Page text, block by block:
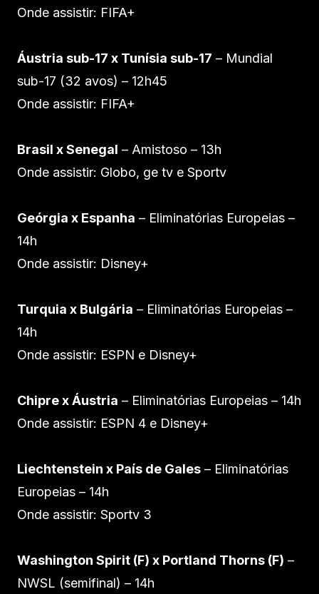
Onde assistir: FIFA+
Áustria sub-17 x Tunísia sub-17 – Mundial
sub-17 (32 avos) – 12h45
Onde assistir: FIFA+
Brasil x Senegal – Amistoso – 13h
Onde assistir: Globo, ge tv e Sportv
Geórgia x Espanha – Eliminatórias Europeias –
14h
Onde assistir: Disney+
Turquia x Bulgária – Eliminatórias Europeias –
14h
Onde assistir: ESPN e Disney+
Chipre x Áustria – Eliminatórias Europeias – 14h
Onde assistir: ESPN 4 e Disney+
Liechtenstein x País de Gales – Eliminatórias
Europeias – 14h
Onde assistir: Sportv 3
Washington Spirit (F) x Portland Thorns (F) –
NWSL (semifinal) – 14h